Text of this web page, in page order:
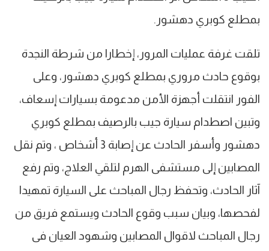
بمطلع كوبري دهشور.
تلقت غرفة عمليات المرور، إخطارا من شرطة النجدة
بوقوع حادث مروري بمطلع كوبري دهشور، وعلى
الفور انتقلت أجهزة الأمن مدعومة بسيارات إسعاف،
وتبين اصطدام سيارة جيب بالرصيف بمطلع كوبري
دهشور وأسفر الحادث عن إصابة 3 أشخاص ، وتم نقل
المصابين إلى مستشفى الهرم لتلقي العلاج، وتم رفع
آثار الحادث، وتحفظ رجال المباحث على السيارة تمهيدا
لفحصها، وبيان سبب وقوع الحادث ويستمع فريق من
رجال المباحث لاقوال المصابين وشهود العيان فى